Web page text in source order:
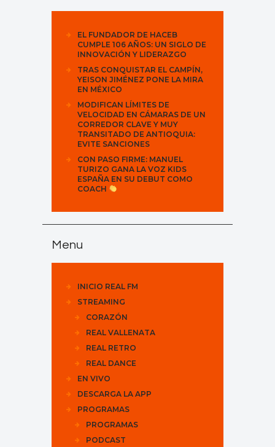
EL FUNDADOR DE HACEB
CUMPLE 106 AÑOS: UN SIGLO DE
INNOVACIÓN Y LIDERAZGO
TRAS CONQUISTAR EL CAMPÍN,
YEISON JIMÉNEZ PONE LA MIRA
EN MÉXICO
MODIFICAN LÍMITES DE
VELOCIDAD EN CÁMARAS DE UN
CORREDOR CLAVE Y MUY
TRANSITADO DE ANTIOQUIA:
EVITE SANCIONES
CON PASO FIRME: MANUEL
TURIZO GANA LA VOZ KIDS
ESPAÑA EN SU DEBUT COMO
COACH
Menu
INICIO REAL FM
STREAMING
CORAZÓN
REAL VALLENATA
REAL RETRO
REAL DANCE
EN VIVO
DESCARGA LA APP
PROGRAMAS
PROGRAMAS
PODCAST